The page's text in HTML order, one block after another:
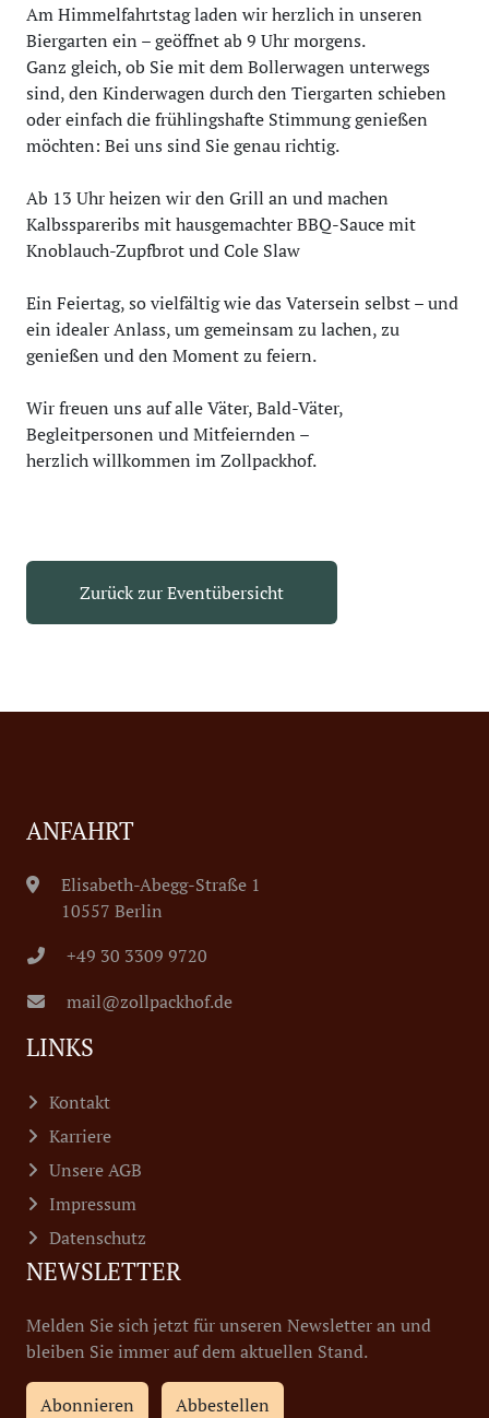
Am Himmelfahrtstag laden wir herzlich in unseren
Biergarten ein – geöffnet ab 9 Uhr morgens.
Ganz gleich, ob Sie mit dem Bollerwagen unterwegs
sind, den Kinderwagen durch den Tiergarten schieben
oder einfach die frühlingshafte Stimmung genießen
möchten: Bei uns sind Sie genau richtig.
Ab 13 Uhr heizen wir den Grill an und machen
Kalbsspareribs mit hausgemachter BBQ-Sauce mit
Knoblauch-Zupfbrot und Cole Slaw
Ein Feiertag, so vielfältig wie das Vatersein selbst – und
ein idealer Anlass, um gemeinsam zu lachen, zu
genießen und den Moment zu feiern.
Wir freuen uns auf alle Väter, Bald-Väter,
Begleitpersonen und Mitfeiernden –
herzlich willkommen im Zollpackhof.
Zurück zur Eventübersicht
ANFAHRT
Elisabeth-Abegg-Straße 1
10557 Berlin
+49 30 3309 9720
mail@zollpackhof.de
LINKS
Kontakt
Karriere
Unsere AGB
Impressum
Datenschutz
NEWSLETTER
Melden Sie sich jetzt für unseren Newsletter an und
bleiben Sie immer auf dem aktuellen Stand.
Abonnieren Abbestellen